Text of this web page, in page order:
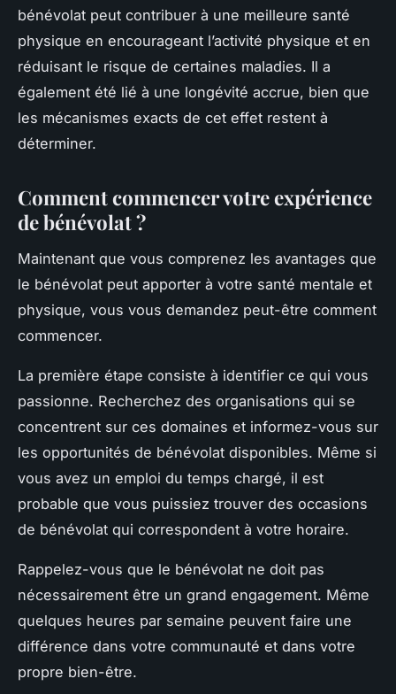
bénévolat peut contribuer à une meilleure santé
physique en encourageant l’activité physique et en
réduisant le risque de certaines maladies. Il a
également été lié à une longévité accrue, bien que
les mécanismes exacts de cet effet restent à
déterminer.
Comment commencer votre expérience
de bénévolat ?
Maintenant que vous comprenez les avantages que
le bénévolat peut apporter à votre santé mentale et
physique, vous vous demandez peut-être comment
commencer.
La première étape consiste à identifier ce qui vous
passionne. Recherchez des organisations qui se
concentrent sur ces domaines et informez-vous sur
les opportunités de bénévolat disponibles. Même si
vous avez un emploi du temps chargé, il est
probable que vous puissiez trouver des occasions
de bénévolat qui correspondent à votre horaire.
Rappelez-vous que le bénévolat ne doit pas
nécessairement être un grand engagement. Même
quelques heures par semaine peuvent faire une
différence dans votre communauté et dans votre
propre bien-être.